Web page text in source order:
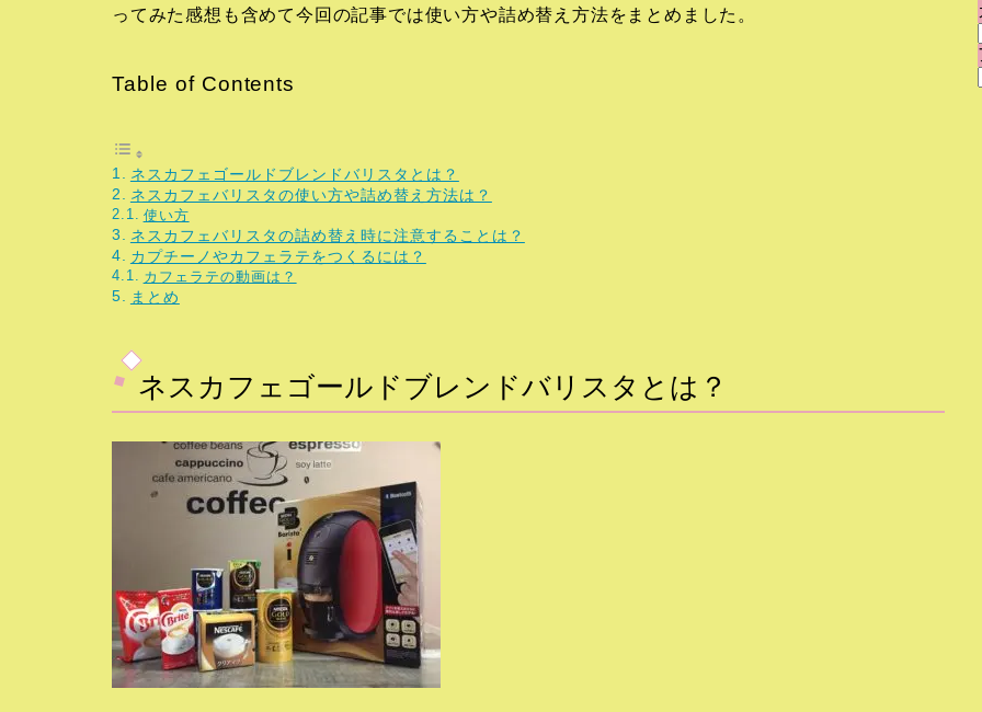
ってみた感想も含めて今回の記事では使い方や詰め替え方法をまとめました。
Table of Contents
ネスカフェゴールドブレンドバリスタとは？
ネスカフェバリスタの使い方や詰め替え方法は？
使い方
ネスカフェバリスタの詰め替え時に注意することは？
カプチーノやカフェラテをつくるには？
カフェラテの動画は？
まとめ
ネスカフェゴールドブレンドバリスタとは？